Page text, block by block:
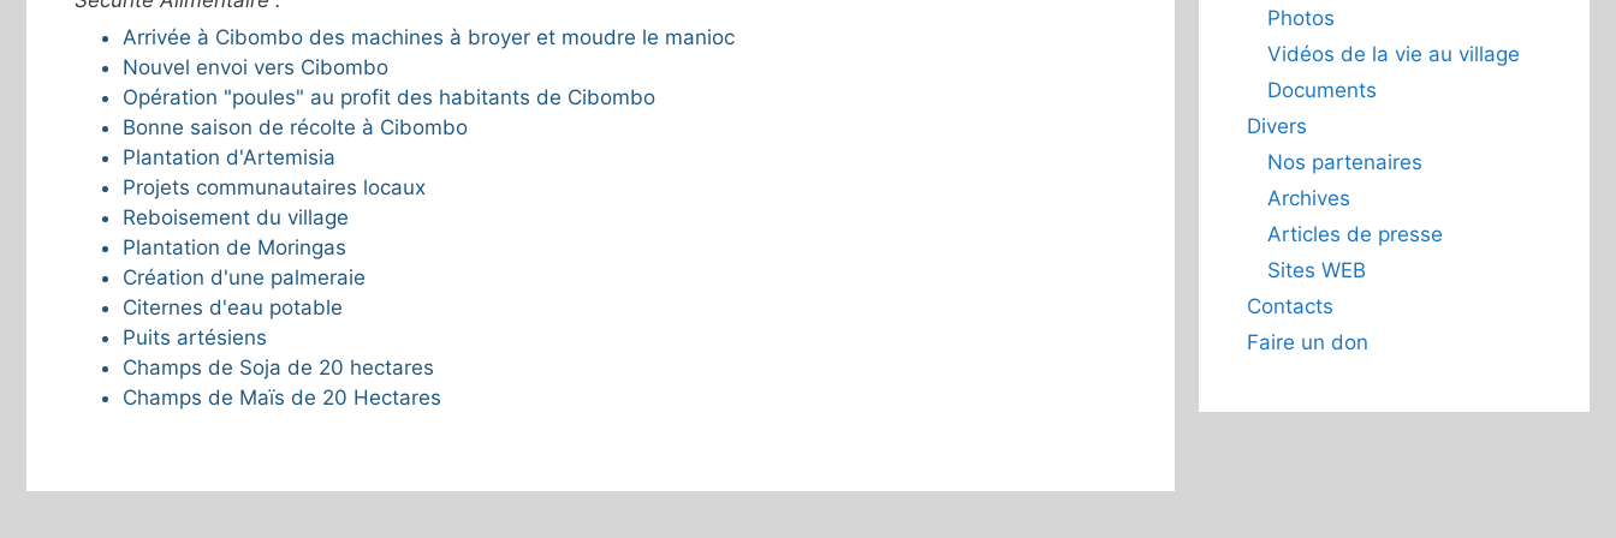
Arrivée à Cibombo des machines à broyer et moudre le manioc
Nouvel envoi vers Cibombo
Opération "poules" au profit des habitants de Cibombo
Bonne saison de récolte à Cibombo
Plantation d'Artemisia
Projets communautaires locaux
Reboisement du village
Plantation de Moringas
Création d'une palmeraie
Citernes d'eau potable
Puits artésiens
Champs de Soja de 20 hectares
Champs de Maïs de 20 Hectares
Photos
Vidéos de la vie au village
Documents
Divers
Nos partenaires
Archives
Articles de presse
Sites WEB
Contacts
Faire un don